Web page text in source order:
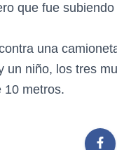
que fue
una
niño, los tres
10 metros.